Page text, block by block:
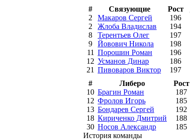
#
Связующие Рост
2
Макаров Сергей 196
2
Жлоба Владислав 194
8
Терентьев Олег 197
9
Йовович Никола 198
11 Порошин Роман 196
12 Усманов Динар 186
21 Пивоваров Виктор 197
#
Либеро Рост
10 Брагин Роман 187
12 Фролов Игорь 185
13 Бондарев Сергей 192
18 Кириченко Дмитрий 188
30 Носов Александр 185
История команды